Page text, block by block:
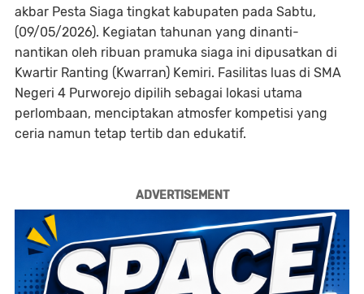
akbar Pesta Siaga tingkat kabupaten pada Sabtu,
(09/05/2026). Kegiatan tahunan yang dinanti-
nantikan oleh ribuan pramuka siaga ini dipusatkan di
Kwartir Ranting (Kwarran) Kemiri. Fasilitas luas di SMA
Negeri 4 Purworejo dipilih sebagai lokasi utama
perlombaan, menciptakan atmosfer kompetisi yang
ceria namun tetap tertib dan edukatif.
ADVERTISEMENT